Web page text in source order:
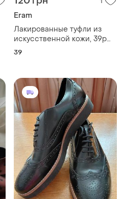
Eram
Лакированные туфли из
искусственной кожи, 39р
(подбор 7см)
39